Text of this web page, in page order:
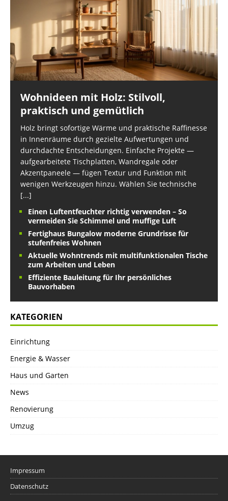
Wohnideen mit Holz: Stilvoll,
praktisch und gemütlich
Holz bringt sofortige Wärme und praktische Raffinesse
in Innenräume durch gezielte Aufwertungen und
durchdachte Entscheidungen. Einfache Projekte —
aufgearbeitete Tischplatten, Wandregale oder
Akzentpaneele — fügen Textur und Funktion mit
wenigen Werkzeugen hinzu. Wählen Sie technische
[...]
Einen Luftentfeuchter richtig verwenden – So
vermeiden Sie Schimmel und muffige Luft
Fertighaus Bungalow moderne Grundrisse für
stufenfreies Wohnen
Aktuelle Wohntrends mit multifunktionalen Tische
zum Arbeiten und Leben
Effiziente Bauleitung für Ihr persönliches
Bauvorhaben
KATEGORIEN
Einrichtung
Energie & Wasser
Haus und Garten
News
Renovierung
Umzug
Impressum
Datenschutz